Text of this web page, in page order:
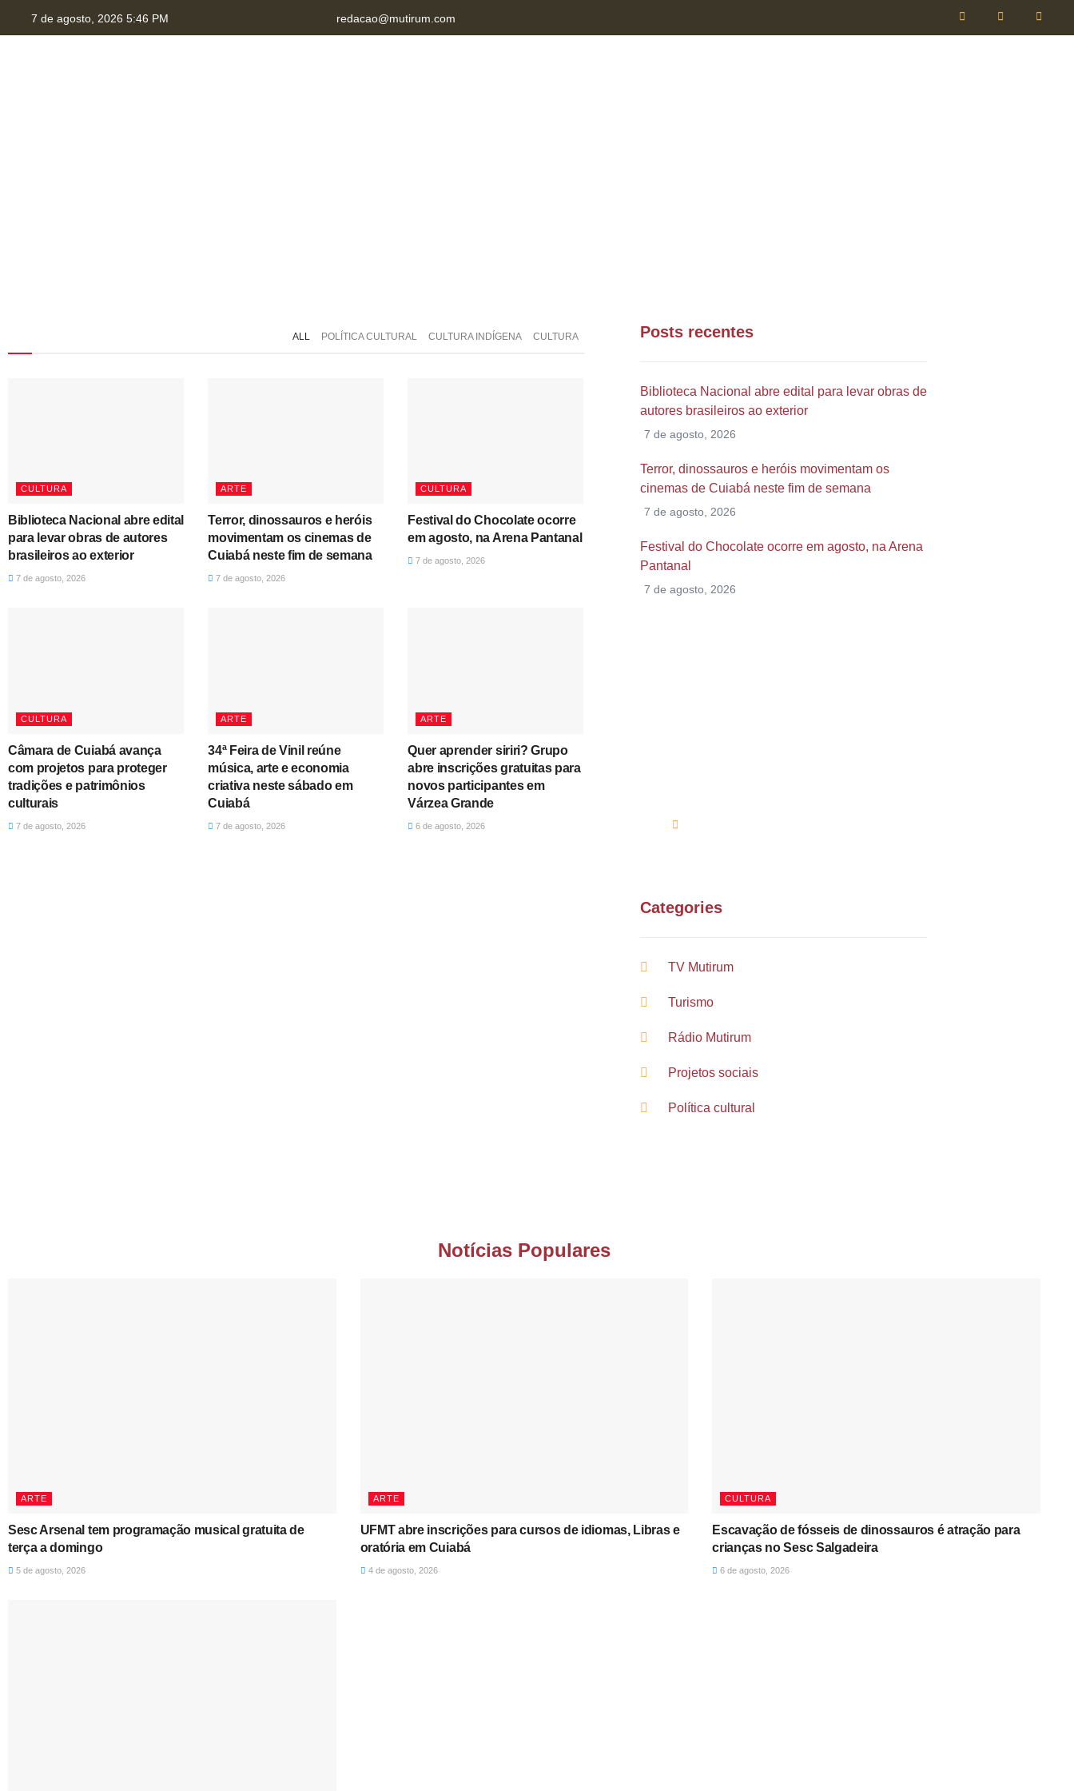
7 de agosto, 2026 5:46 PM redacao@mutirum.com
ALL POLÍTICA CULTURAL CULTURA INDÍGENA CULTURA
CULTURA
Biblioteca Nacional abre edital
para levar obras de autores
brasileiros ao exterior
7 de agosto, 2026
ARTE
Terror, dinossauros e heróis
movimentam os cinemas de
Cuiabá neste fim de semana
7 de agosto, 2026
CULTURA
Festival do Chocolate ocorre
em agosto, na Arena Pantanal
7 de agosto, 2026
CULTURA
Câmara de Cuiabá avança
com projetos para proteger
tradições e patrimônios
culturais
7 de agosto, 2026
ARTE
34ª Feira de Vinil reúne
música, arte e economia
criativa neste sábado em
Cuiabá
7 de agosto, 2026
ARTE
Quer aprender siriri? Grupo
abre inscrições gratuitas para
novos participantes em
Várzea Grande
6 de agosto, 2026
Posts recentes
Biblioteca Nacional abre edital para levar obras de
autores brasileiros ao exterior
7 de agosto, 2026
Terror, dinossauros e heróis movimentam os
cinemas de Cuiabá neste fim de semana
7 de agosto, 2026
Festival do Chocolate ocorre em agosto, na Arena
Pantanal
7 de agosto, 2026
Categories
TV Mutirum
Turismo
Rádio Mutirum
Projetos sociais
Política cultural
Notícias Populares
ARTE
Sesc Arsenal tem programação musical gratuita de
terça a domingo
5 de agosto, 2026
ARTE
UFMT abre inscrições para cursos de idiomas, Libras e
oratória em Cuiabá
4 de agosto, 2026
CULTURA
Escavação de fósseis de dinossauros é atração para
crianças no Sesc Salgadeira
6 de agosto, 2026